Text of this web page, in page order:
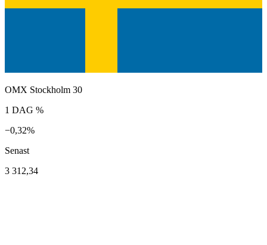
OMX Stockholm 30
1 DAG %
−0,32%
Senast
3 312,34